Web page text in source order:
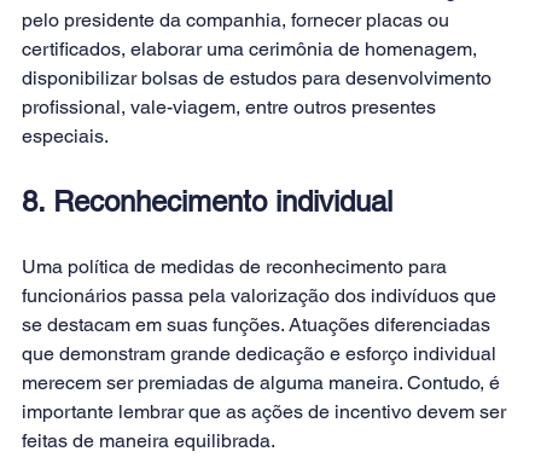
pelo presidente da companhia, fornecer placas ou
certificados, elaborar uma cerimônia de homenagem,
disponibilizar bolsas de estudos para desenvolvimento
profissional, vale-viagem, entre outros presentes
especiais.
8. Reconhecimento individual
Uma política de medidas de reconhecimento para
funcionários passa pela valorização dos indivíduos que
se destacam em suas funções. Atuações diferenciadas
que demonstram grande dedicação e esforço individual
merecem ser premiadas de alguma maneira. Contudo, é
importante lembrar que as ações de incentivo devem ser
feitas de maneira equilibrada.